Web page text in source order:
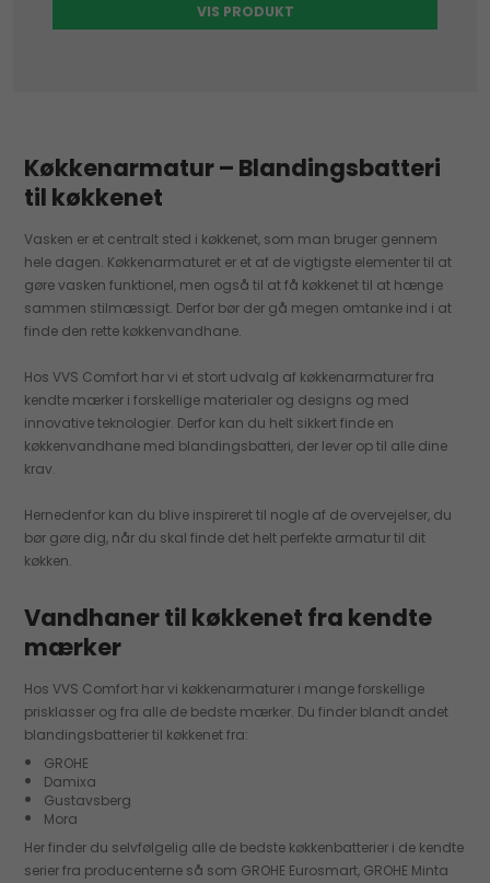
VIS PRODUKT
Køkkenarmatur – Blandingsbatteri
til køkkenet
Vasken er et centralt sted i køkkenet, som man bruger gennem
hele dagen. Køkkenarmaturet er et af de vigtigste elementer til at
gøre vasken funktionel, men også til at få køkkenet til at hænge
sammen stilmæssigt. Derfor bør der gå megen omtanke ind i at
finde den rette køkkenvandhane.
Hos VVS Comfort har vi et stort udvalg af køkkenarmaturer fra
kendte mærker i forskellige materialer og designs og med
innovative teknologier. Derfor kan du helt sikkert finde en
køkkenvandhane med blandingsbatteri, der lever op til alle dine
krav.
Hernedenfor kan du blive inspireret til nogle af de overvejelser, du
bør gøre dig, når du skal finde det helt perfekte armatur til dit
køkken.
Vandhaner til køkkenet fra kendte
mærker
Hos VVS Comfort har vi køkkenarmaturer i mange forskellige
prisklasser og fra alle de bedste mærker. Du finder blandt andet
blandingsbatterier til køkkenet fra:
GROHE
Damixa
Gustavsberg
Mora
Her finder du selvfølgelig alle de bedste køkkenbatterier i de kendte
serier fra producenterne så som GROHE Eurosmart, GROHE Minta